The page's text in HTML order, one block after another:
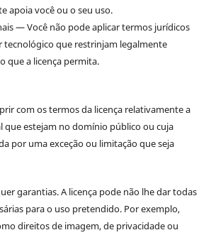
apoia você ou o seu uso.
— Você não pode aplicar termos jurídicos
tecnológico que restrinjam legalmente
que a licença permita.
com os termos da licença relativamente a
que estejam no domínio público ou cuja
por uma exceção ou limitação que seja
garantias. A licença pode não lhe dar todas
para o uso pretendido. Por exemplo,
direitos de imagem, de privacidade ou